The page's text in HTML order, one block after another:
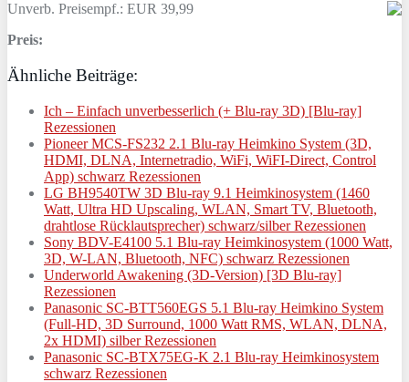
Unverb. Preisempf.: EUR 39,99
Preis:
Ähnliche Beiträge:
Ich – Einfach unverbesserlich (+ Blu-ray 3D) [Blu-ray]
Rezessionen
Pioneer MCS-FS232 2.1 Blu-ray Heimkino System (3D,
HDMI, DLNA, Internetradio, WiFi, WiFI-Direct, Control
App) schwarz Rezessionen
LG BH9540TW 3D Blu-ray 9.1 Heimkinosystem (1460
Watt, Ultra HD Upscaling, WLAN, Smart TV, Bluetooth,
drahtlose Rücklautsprecher) schwarz/silber Rezessionen
Sony BDV-E4100 5.1 Blu-ray Heimkinosystem (1000 Watt,
3D, W-LAN, Bluetooth, NFC) schwarz Rezessionen
Underworld Awakening (3D-Version) [3D Blu-ray]
Rezessionen
Panasonic SC-BTT560EGS 5.1 Blu-ray Heimkino System
(Full-HD, 3D Surround, 1000 Watt RMS, WLAN, DLNA,
2x HDMI) silber Rezessionen
Panasonic SC-BTX75EG-K 2.1 Blu-ray Heimkinosystem
schwarz Rezessionen